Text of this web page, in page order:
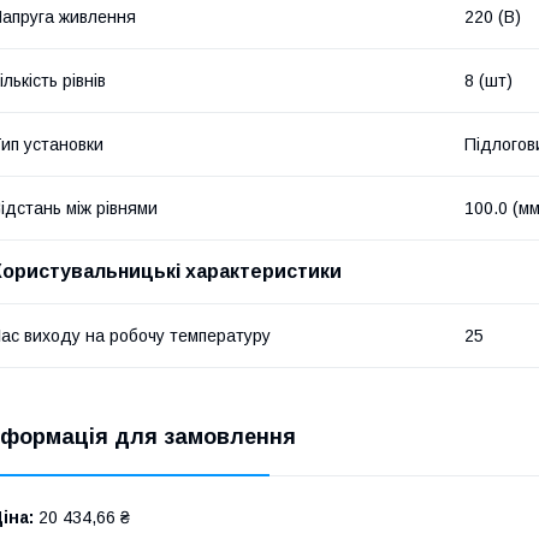
живлення 220 (В)
рівнів 8 (шт)
установки
між рівнями 100.0
характеристики
виходу на робочу температуру 25
для замовлення
20 434,66 ₴